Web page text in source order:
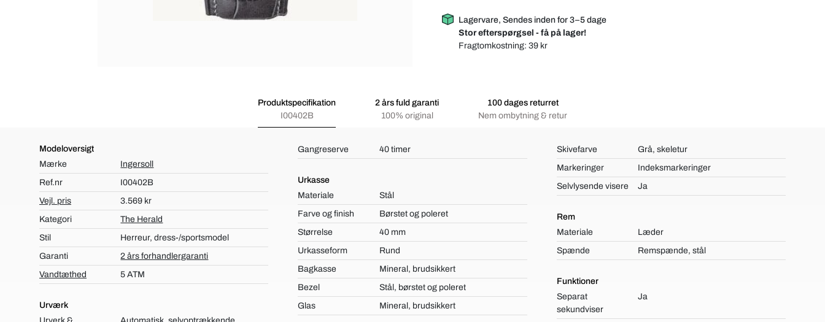
Lagervare, Sendes inden for 3–5 dage
Stor efterspørgsel - få på lager!
Fragtomkostning:39 kr
Produktspecifikation
I00402B
2 års fuld garanti
100% original
100 dages returret
Nem ombytning & retur
Modeloversigt
Mærke
Ingersoll
Ref.nr
I00402B
Vejl. pris
3.569 kr
Kategori
The Herald
Stil
Herreur, dress-/sportsmodel
Garanti
2 års forhandlergaranti
Vandtæthed
5 ATM
Urværk
Gangreserve 40 timer
Urkasse
Materiale
Stål
Farve og finish
Børstet og poleret
Størrelse
40 mm
Urkasseform
Rund
Bagkasse
Mineral, brudsikkert
Bezel
Stål, børstet og poleret
Glas
Mineral, brudsikkert
Skivefarve
Grå, skeletur
Markeringer
Indeksmarkeringer
Selvlysende visere
Ja
Rem
Materiale
Læder
Spænde
Remspænde, stål
Funktioner
Separat
sekundviser
Ja